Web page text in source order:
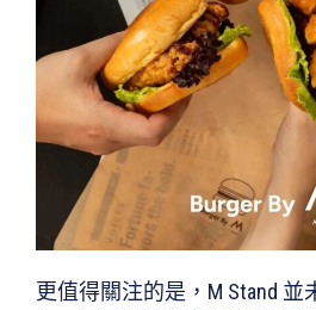
更值得關注的是，M Stand